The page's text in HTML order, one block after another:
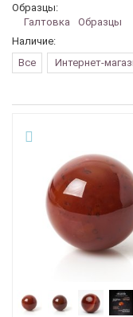
Образцы:
Галтовка
Образцы
Наличие:
Все
Интернет-